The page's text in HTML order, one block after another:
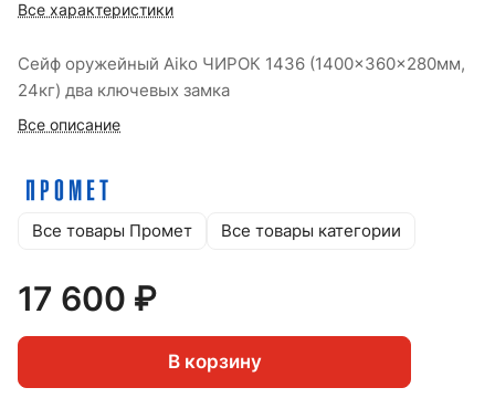
Все характеристики
Сейф оружейный Aiko ЧИРОК 1436 (1400x360x280мм,
24кг) два ключевых замка
Все описание
Все товары Промет Все товары категории
17 600 ₽
В корзину